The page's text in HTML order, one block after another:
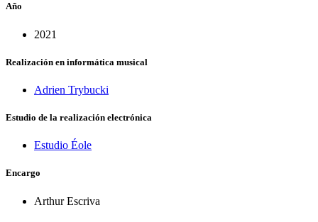
Año
2021
Realización en informática musical
Adrien Trybucki
Estudio de la realización electrónica
Estudio Éole
Encargo
Arthur Escriva